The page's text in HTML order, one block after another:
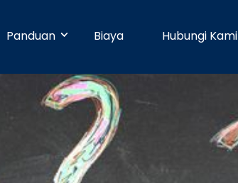
ini juga, walaupun
perlu
Payment
25 pilihan metode pembayaran,
Anda dapat membayar
mudah.
Panduan
Developer
Pusat Bantuan
Biaya Hubungi Kami